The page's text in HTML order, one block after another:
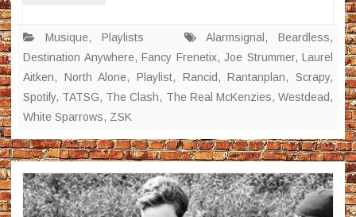
Musique, Playlists Alarmsignal, Beardless,
Destination Anywhere, Fancy Frenetix, Joe Strummer, Laurel
Aitken, North Alone,Playlist, Rancid,Rantanplan,Scrapy,
Spotify, TATSG, The Clash, The Real McKenzies,Westdead,
White Sparrows, ZSK